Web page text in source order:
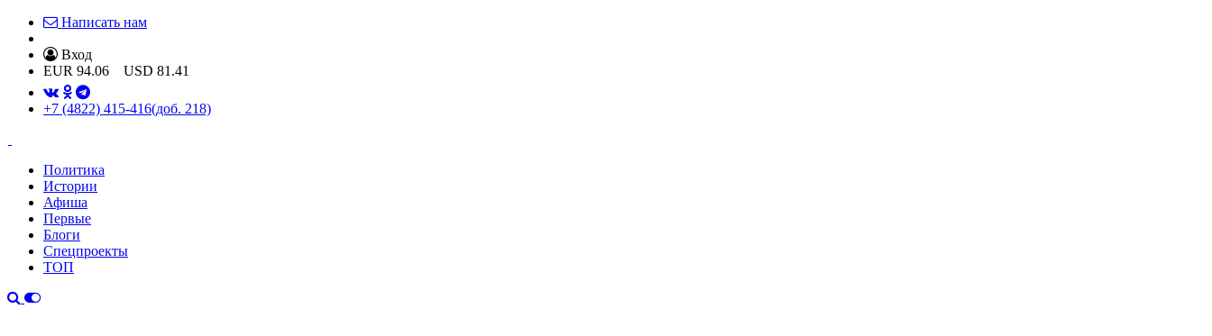
Написать нам
Вход
EUR 94.06 USD 81.41
+7 (4822) 415-416(доб. 218)
Политика
Истории
Афиша
Первые
Блоги
Спецпроекты
ТОП